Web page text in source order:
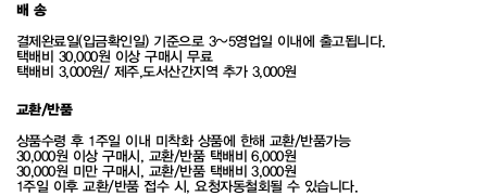
배 송
결제완료일(입금확인일) 기준으로 3~5영업일 이내에 출고됩니다.
택배비 30,000원 이상 구매시 무료
택배비 3,000원/ 제주,도서산간지역 추가 3,000원
교환/반품
상품수령 후 1주일 이내 미착화 상품에 한해 교환/반품가능
30,000원 이상 구매시, 교환/반품 택배비 6,000원
30,000원 미만 구매시, 교환/반품 택배비 3,000원
1주일 이후 교환/반품 접수 시, 요청자동철회될 수 있습니다.